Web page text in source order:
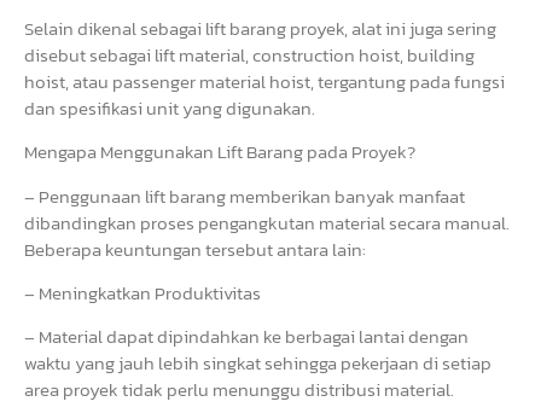
Selain dikenal sebagai lift barang proyek, alat ini juga sering
disebut sebagai lift material, construction hoist, building
hoist, atau passenger material hoist, tergantung pada fungsi
dan spesifikasi unit yang digunakan.
Mengapa Menggunakan Lift Barang pada Proyek?
– Penggunaan lift barang memberikan banyak manfaat
dibandingkan proses pengangkutan material secara manual.
Beberapa keuntungan tersebut antara lain:
– Meningkatkan Produktivitas
– Material dapat dipindahkan ke berbagai lantai dengan
waktu yang jauh lebih singkat sehingga pekerjaan di setiap
area proyek tidak perlu menunggu distribusi material.